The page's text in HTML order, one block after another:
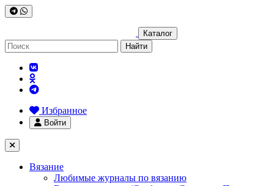
Каталог
Найти
Избранное
Войти
Вязание
Любимые журналы по вязанию